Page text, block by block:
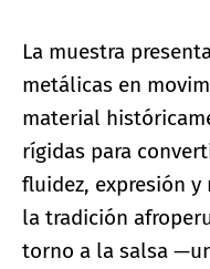
La muestra
metálicas en
material
rígidas para
fluidez, expresión y
la tradición
torno a la salsa